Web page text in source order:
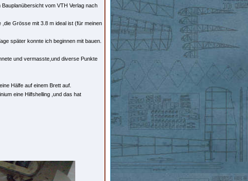
vom VTH Verlag nach
Grösse mit 3.8 m ideal ist (für meinen
später konnte ich beginnen mit bauen.
und vermasste,und diverse Punkte
Hälfe auf einem Brett auf.
eine Hilfshelling ,und das hat